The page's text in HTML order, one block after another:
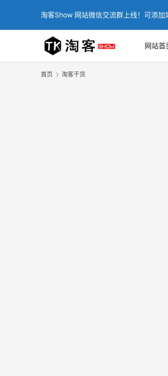
淘客Show 网站微信交流群上线！可添加
网站首
首页 淘客干货